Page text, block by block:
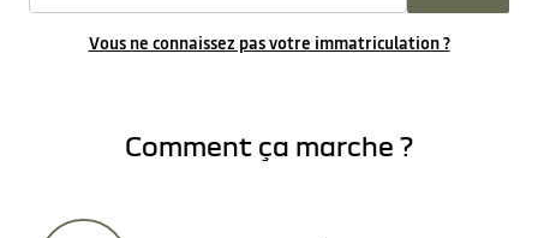
Vous ne connaissez pas votre immatriculation ?
Comment ça marche ?